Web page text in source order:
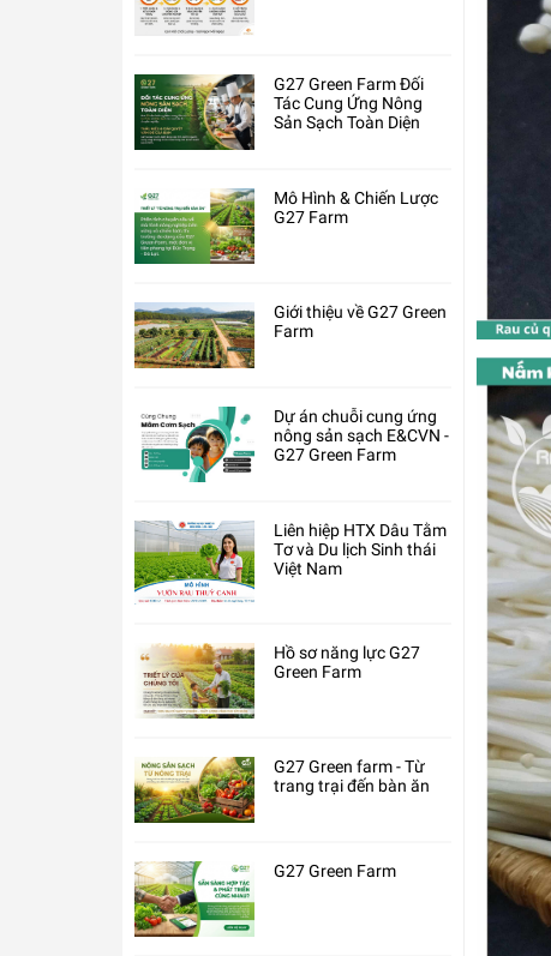
G27 Green Farm Đối
Tác Cung Ứng Nông
Sản Sạch Toàn Diện
Mô Hình & Chiến Lược
G27 Farm
Giới thiệu về G27 Green
Farm
Dự án chuỗi cung ứng
nông sản sạch E&CVN -
G27 Green Farm
Liên hiệp HTX Dâu Tằm
Tơ và Du lịch Sinh thái
Việt Nam
Hồ sơ năng lực G27
Green Farm
G27 Green farm - Từ
trang trại đến bàn ăn
G27 Green Farm